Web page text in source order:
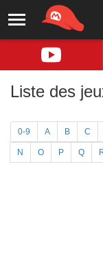
Liste des
0-9 A B C
N O P Q